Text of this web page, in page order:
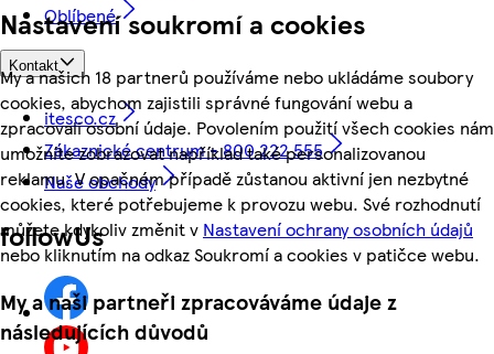
Nastavení soukromí a cookies
My a našich 18 partnerů používáme nebo ukládáme soubory
cookies, abychom zajistili správné fungování webu a
zpracovali osobní údaje. Povolením použití všech cookies nám
umožníte zobrazovat například také personalizovanou
reklamu. V opačném případě zůstanou aktivní jen nezbytné
cookies, které potřebujeme k provozu webu. Své rozhodnutí
můžete kdykoliv změnit v Nastavení ochrany osobních údajů
nebo kliknutím na odkaz Soukromí a cookies v patičce webu.
My a naši partneři zpracováváme údaje z
následujících důvodů
Oblíbené
Kontakt
itesco.cz
Zákaznické centrum - 800 222 555
Naše obchody
followUs